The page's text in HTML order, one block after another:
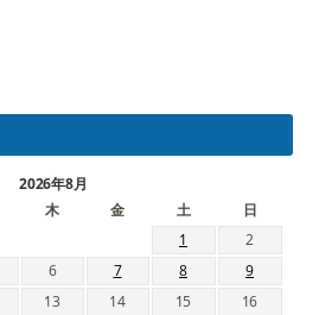
2026年8月
木 金 土
日
1
2
6 7 8
9
13 14 15
16